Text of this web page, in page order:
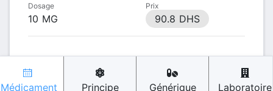
Dosage
10 MG
Prix
90.8 DHS
Médicament Principe Générique Laboratoire